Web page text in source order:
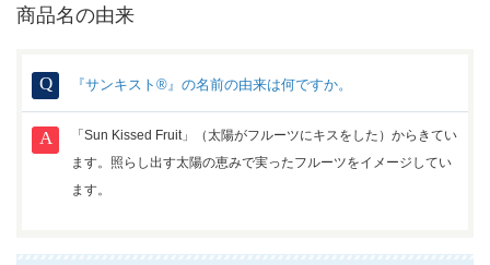
商品名の由来
『サンキスト®』の名前の由来は何ですか。
「Sun Kissed Fruit」（太陽がフルーツにキスをした）からきてい
ます。照らし出す太陽の恵みで実ったフルーツをイメージしてい
ます。